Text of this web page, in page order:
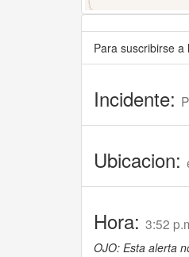
Para suscribirse
Incidente:
Ubicacion:
Hora: 3:52
OJO: Esta alerta